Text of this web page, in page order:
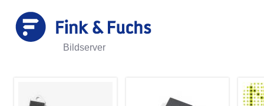
Bildserver